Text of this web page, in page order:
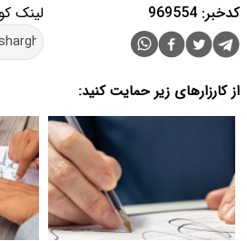
لینک کدخبر: 969554
از کارزارهای زیر حمایت کنید: